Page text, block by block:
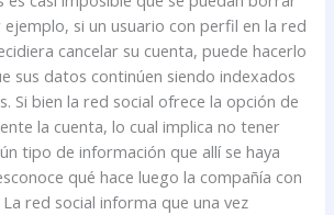
si un usuario con perfil en la red
cancelar su cuenta, puede hacerlo
sus datos continúen siendo indexados
Si bien la red social ofrece la opción de
la cuenta, lo cual implica no tener
tipo de información que allí se haya
qué hace luego la compañía con
red social informa que una vez